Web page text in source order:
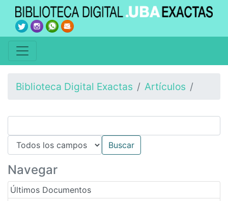
Biblioteca Digital Exactas Artículos
Navegar
Últimos Documentos